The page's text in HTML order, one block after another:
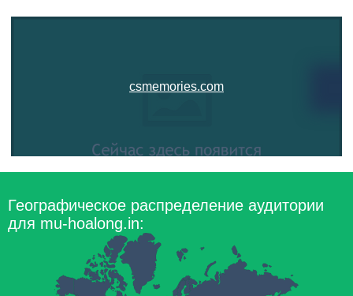
csmemories.com
Географическое распределение аудитории
для mu-hoalong.in: